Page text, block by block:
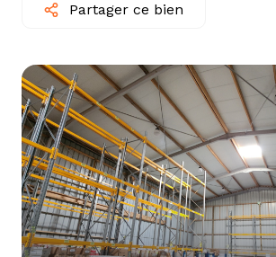
immo
tarif
estimation
Partager ce bien